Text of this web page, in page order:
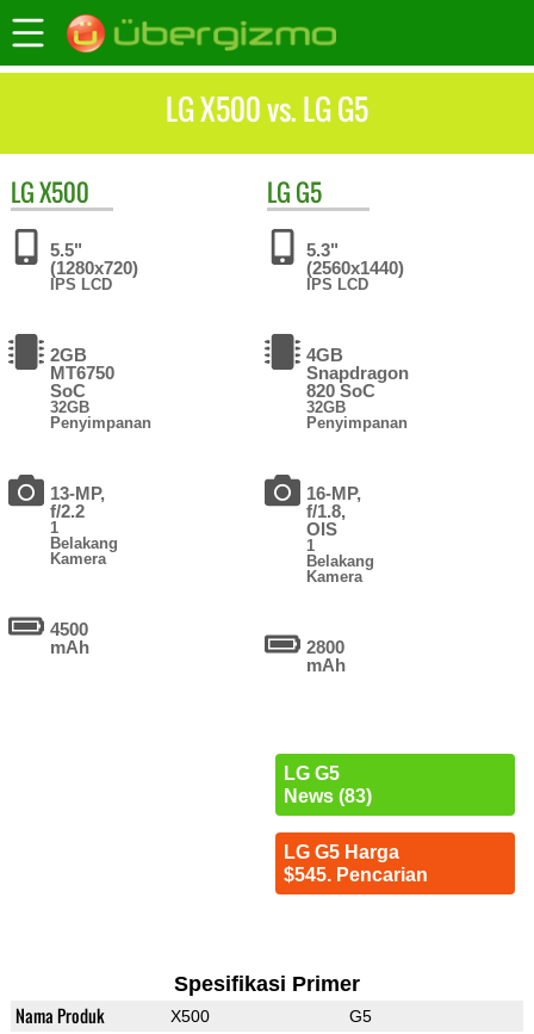
LG X500 vs. LG G5
LGX500
5.5"
(1280x720)
IPS LCD
2GB
MT6750
SoC
32GB
Penyimpanan
13-MP,
f/2.2
1
Belakang
Kamera
4500
mAh
LG G5
5.3"
(2560x1440)
IPS LCD
4GB
Snapdragon
820 SoC
32GB
Penyimpanan
16-MP,
f/1.8,
OIS
1
Belakang
Kamera
2800
mAh
LG G5
News (83)
LG G5 Harga
$545. Pencarian
Spesifikasi Primer
Nama Produk X500 G5